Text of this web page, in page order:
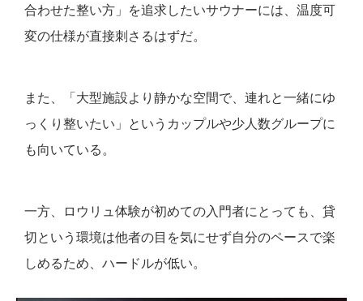
合わせた整い方」を追求したいサウナーには、温度可
変の仕様が直接刺さるはずだ。
また、「大型施設より静かな空間で、連れと一緒にゆ
っくり整いたい」というカップルや少人数グループに
も向いている。
一方、ロウリュ体験が初めての入門者にとっても、貸
切という環境は他者の目を気にせず自分のペースで楽
しめるため、ハードルが低い。